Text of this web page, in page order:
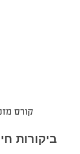
קורס
ביקורות